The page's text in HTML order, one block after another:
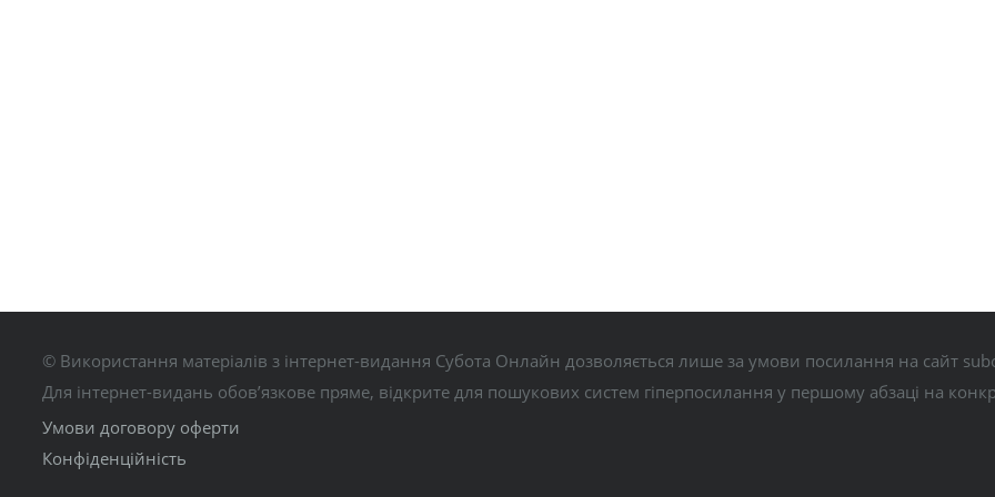
© Використання матеріалів з інтернет-видання Субота Онлайн дозволяється лише за умови посилання на сайт
Для інтернет-видань обов’язкове пряме, відкрите для пошукових систем гіперпосилання у першому абзаці на
Умови договору оферти
Конфіденційність